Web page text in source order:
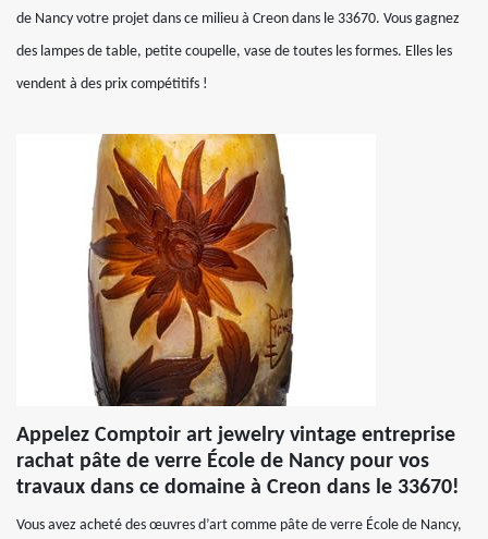
de Nancy votre projet dans ce milieu à Creon dans le 33670. Vous gagnez
des lampes de table, petite coupelle, vase de toutes les formes. Elles les
vendent à des prix compétitifs !
Appelez Comptoir art jewelry vintage entreprise
rachat pâte de verre École de Nancy pour vos
travaux dans ce domaine à Creon dans le 33670!
Vous avez acheté des œuvres d’art comme pâte de verre École de Nancy,